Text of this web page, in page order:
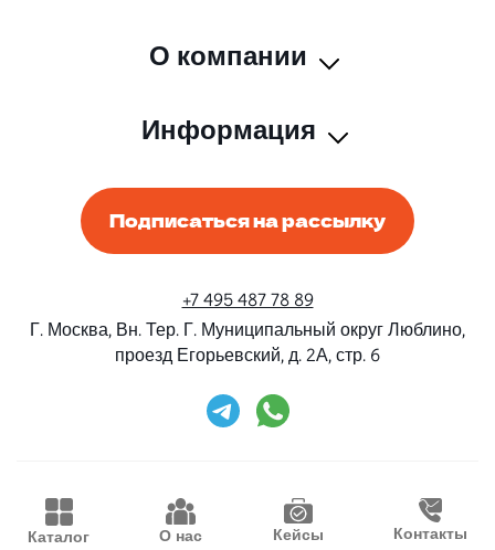
Каталог О нас Кейсы Контакты
О компании
Информация
Подписаться на рассылку
+7 495 487 78 89
Г. Москва, Вн. Тер. Г. Муниципальный округ Люблино,
проезд Егорьевский, д. 2А, стр. 6
Дизайн и разработка
Конструктивные решения
Продвижение
Waima